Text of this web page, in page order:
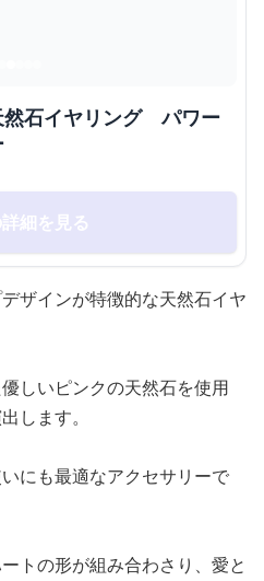
然石イヤリング パワー
細を見る
ザインが特徴的な天然石イヤ
しいピンクの天然石を使用
します。
にも最適なアクセサリーで
トの形が組み合わさり、愛と